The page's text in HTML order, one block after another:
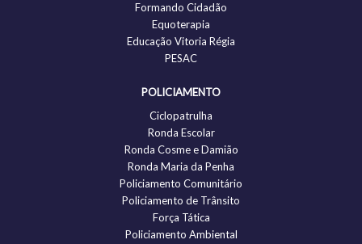
Formando Cidadão
Equoterapia
Educação Vitoria Régia
PESAC
POLICIAMENTO
Ciclopatrulha
Ronda Escolar
Ronda Cosme e Damião
Ronda Maria da Penha
Policiamento Comunitário
Policiamento de Trânsito
Força Tática
Policiamento Ambiental